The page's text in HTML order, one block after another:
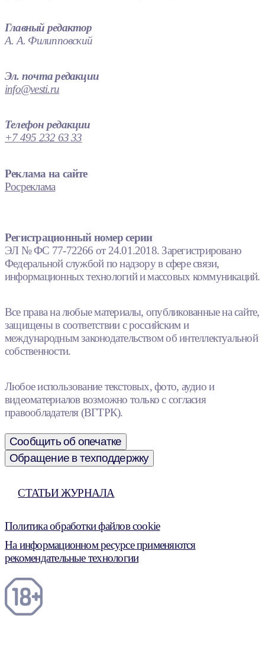
Главный редактор
А. А. Филипповский
Эл. почта редакции
info@vesti.ru
Телефон редакции
+7 495 232 63 33
Реклама на сайте
Росреклама
Регистрационный номер серии
ЭЛ № ФС 77-72266 от 24.01.2018. Зарегистрировано
Федеральной службой по надзору в сфере связи,
информационных технологий и массовых коммуникаций.
Все права на любые материалы, опубликованные на сайте,
защищены в соответствии с российским и
международным законодательством об интеллектуальной
собственности.
Любое использование текстовых, фото, аудио и
видеоматериалов возможно только с согласия
правообладателя (ВГТРК).
Сообщить об опечатке
Обращение в техподдержку
СТАТЬИ ЖУРНАЛА
Политика обработки файлов cookie
На информационном ресурсе применяются
рекомендательные технологии